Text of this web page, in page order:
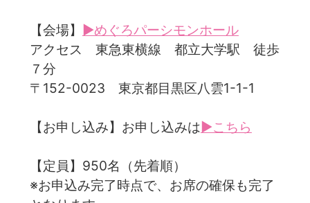
【会場】 ▶めぐろパーシモンホール
アクセス 東急東横線 都立大学駅 徒歩
７分
〒152-0023 東京都目黒区八雲1-1-1
【お申し込み】お申し込みは▶こちら
【定員】950名（先着順）
※お申込み完了時点で、お席の確保も完了